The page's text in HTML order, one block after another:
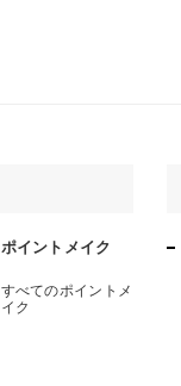
ポイントメイク
すべてのポイントメ
イク